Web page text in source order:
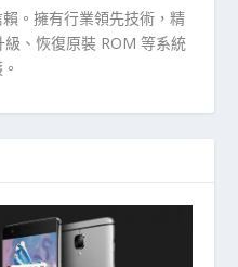
。擁有行業領先技術，精
、恢復原裝 ROM 等系統